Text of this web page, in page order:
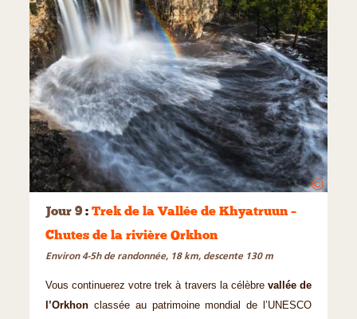
©
Jour 9: Trek de la Vallée de Khyatruun –
Chutes de la rivière Orkhon
Environ 4-5h de randonnée, 18 km, descente 130 m
Vous continuerez votre trek à travers la célèbre vallée de
l’Orkhon classée au patrimoine mondial de l’UNESCO